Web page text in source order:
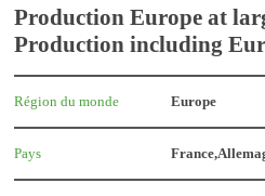
Production Europe at
Production including
Région du monde Europe
Pays